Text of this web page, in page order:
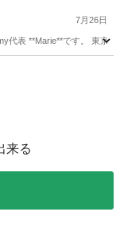
7月26日
代表 **Marie**です。 東
来る